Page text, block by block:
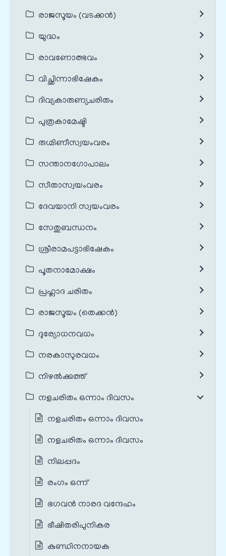
രാജസൂയം (വടക്കൻ)
യുദ്ധം
രാവണോത്ഭവം
വിച്ഛിന്നാഭിഷേകം
ദിവ്യകാരുണ്യചരിതം
പുത്രകാമേഷ്ടി
രുഗ്മിണീസ്വയംവരം
സന്താനഗോപാലം
സീതാസ്വയംവരം
ദേവയാനി സ്വയംവരം
സേതുബന്ധനം
ശ്രീരാമപട്ടാഭിഷേകം
പൂതനാമോക്ഷം
പ്രഹ്ലാദ ചരിതം
രാജസൂയം (തെക്കൻ)
ദുര്യോധനവധം
നരകാസുരവധം
നിഴൽക്കുത്ത്
നളചരിതം ഒന്നാം ദിവസം
നളചരിതം ഒന്നാം ദിവസം
നളചരിതം ഒന്നാം ദിവസം
നിലപ്പദം
രംഗം ഒന്ന്
ഭഗവന്‍ നാരദ വന്ദേഹം
ഭീഷിതരിപുനികര
കുണ്ഡിനനായക